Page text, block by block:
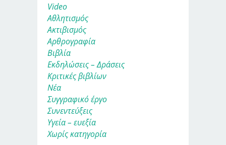
Video
Αθλητισμός
Ακτιβισμός
Αρθρογραφία
Βιβλία
Εκδηλώσεις – Δράσεις
Κριτικές βιβλίων
Νέα
Συγγραφικό έργο
Συνεντεύξεις
Υγεία – ευεξία
Χωρίς κατηγορία